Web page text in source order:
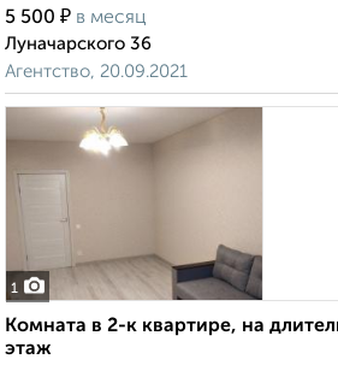
5 500 ₽ в месяц
Луначарского 36
Агентство, 20.09.2021
1
Комната в 2-к квартире, на
этаж